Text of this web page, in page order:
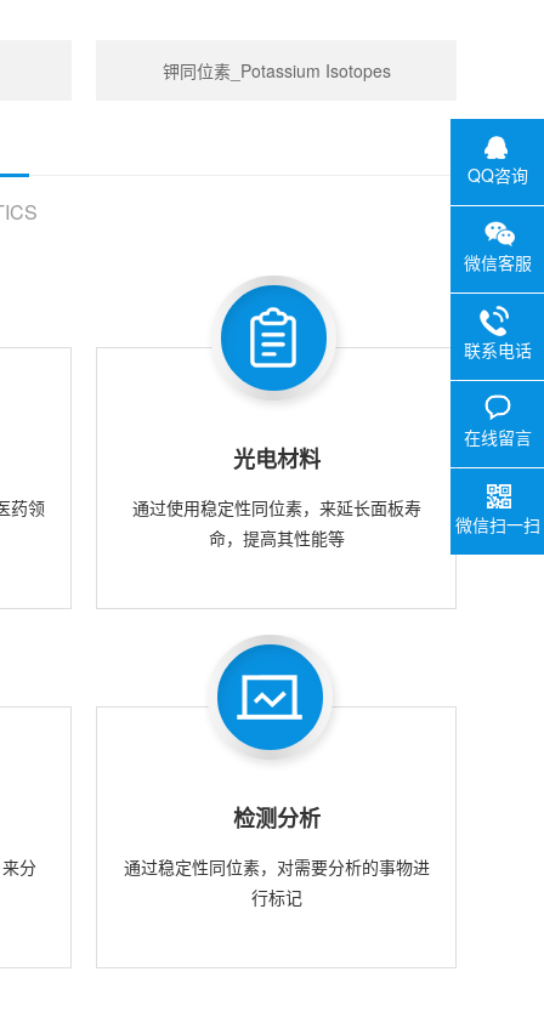
钾同位素_Potassium Isotopes
药领
光电材料
通过使用稳定性同位素，来延长面板寿
命，提高其性能等
分
检测分析
通过稳定性同位素，对需要分析的事物进
行标记
QQ咨询
微信客服
联系电话
在线留言
微信扫一扫